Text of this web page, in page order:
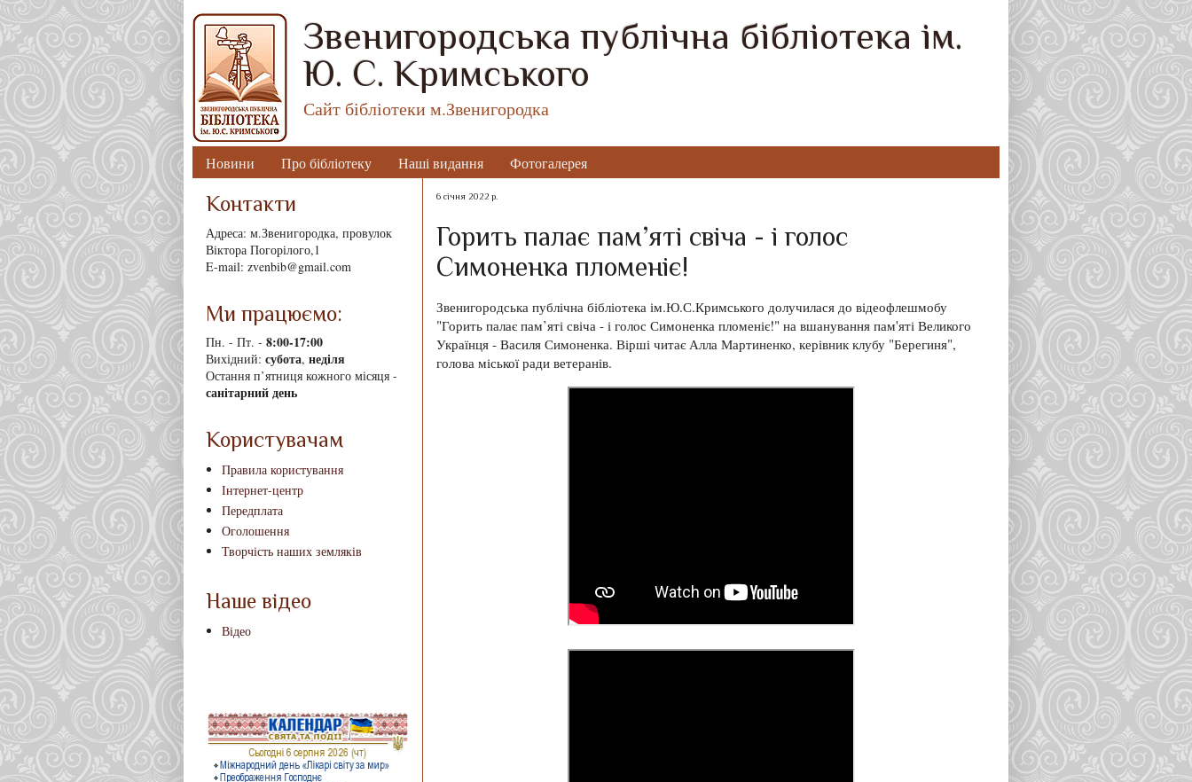
Звенигородська публічна бібліотека ім.
Ю. С. Кримського
Сайт бібліотеки м.Звенигородка
Новини Про бібліотеку Наші видання Фотогалерея
6 січня 2022 р.
Горить палає пам’яті свіча - і голос
Симоненка пломеніє!
Звенигородська публічна бібліотека ім.Ю.С.Кримського долучилася до відеофлешмобу
"Горить палає пам’яті свіча - і голос Симоненка пломеніє!" на вшанування пам'яті Великого
Українця - Василя Симоненка. Вірші читає Алла Мартиненко, керівник клубу "Берегиня",
голова міської ради ветеранів.
Контакти
Адреса: м.Звенигородка, провулок
Віктора Погорілого,1
E-mail: zvenbib@gmail.com
Ми працюємо:
Пн. - Пт. - 8:00-17:00
Вихідний: субота, неділя
Остання п’ятниця кожного місяця -
санітарний день
Користувачам
Правила користування
Інтернет-центр
Передплата
Оголошення
Творчість наших земляків
Наше відео
Відео